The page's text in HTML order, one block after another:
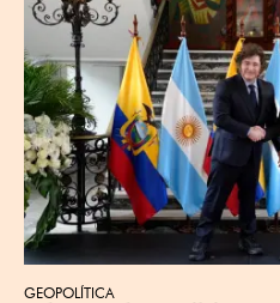
GEOPOLÍTICA